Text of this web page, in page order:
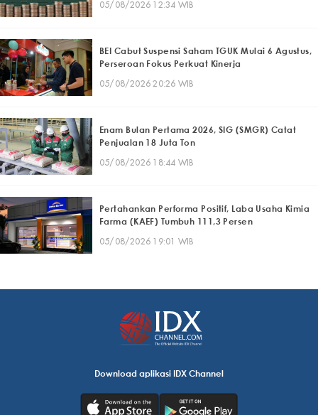
05/08/2026 12:34 WIB
BEI Cabut Suspensi Saham TGUK Mulai 6 Agustus,
Perseroan Fokus Perkuat Kinerja
05/08/2026 20:26 WIB
Enam Bulan Pertama 2026, SIG (SMGR) Catat
Penjualan 18 Juta Ton
05/08/2026 18:44 WIB
Pertahankan Performa Positif, Laba Usaha Kimia
Farma (KAEF) Tumbuh 111,3 Persen
05/08/2026 19:01 WIB
Download aplikasi IDX Channel